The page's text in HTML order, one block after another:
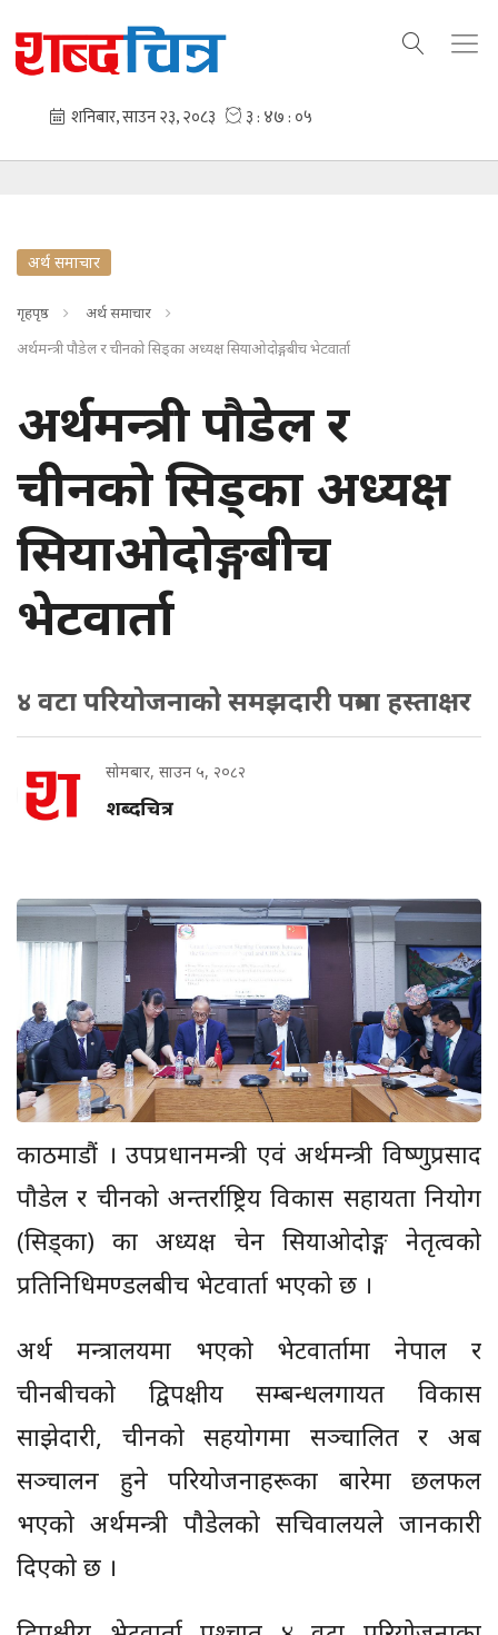
अर्थ समाचार
गृहपृष्ठ
अर्थ समाचार
अर्थमन्त्री पौडेल र चीनको सिड्का अध्यक्ष सियाओदोङ्गबीच भेटवार्ता
अर्थमन्त्री पौडेल र
चीनको सिड्का अध्यक्ष
सियाओदोङ्गबीच
भेटवार्ता
४ वटा परियोजनाको समझदारी पत्रमा हस्ताक्षर
सोमबार, साउन ५, २०८२
शब्दचित्र
काठमाडौं । उपप्रधानमन्त्री एवं अर्थमन्त्री विष्णुप्रसाद
पौडेल र चीनको अन्तर्राष्ट्रिय विकास सहायता नियोग
(सिड्का) का अध्यक्ष चेन सियाओदोङ्ग नेतृत्वको
प्रतिनिधिमण्डलबीच भेटवार्ता भएको छ ।
अर्थ मन्त्रालयमा भएको भेटवार्तामा नेपाल र
चीनबीचको द्विपक्षीय सम्बन्धलगायत विकास
साझेदारी, चीनको सहयोगमा सञ्चालित र अब
सञ्चालन हुने परियोजनाहरूका बारेमा छलफल
भएको अर्थमन्त्री पौडेलको सचिवालयले जानकारी
दिएको छ ।